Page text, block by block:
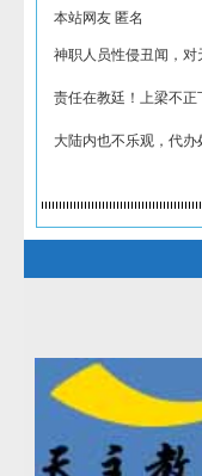
本站网友 匿名
神职人员性侵丑闻，对
责任在教廷！上梁不正
大陆内也不乐观，代办